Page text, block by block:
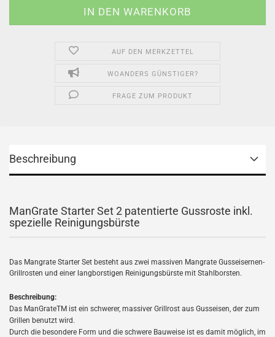
AUF DEN MERKZETTEL
WOANDERS GÜNSTIGER?
FRAGE ZUM PRODUKT
Beschreibung
ManGrate Starter Set 2 patentierte Gussroste inkl.
spezielle Reinigungsbürste
Das Mangrate Starter Set besteht aus zwei massiven Mangrate Gusseisernen-
Grillrosten und einer langborstigen Reinigungsbürste mit Stahlborsten.
Beschreibung:
Das ManGrateTM ist ein schwerer, massiver Grillrost aus Gusseisen, der zum
Grillen benutzt wird.
Durch die besondere Form und die schwere Bauweise ist es damit möglich, im